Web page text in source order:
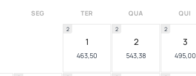
SEG TER QUA QUI
1
463,50
2
2
543,38
2
3
495,00
2